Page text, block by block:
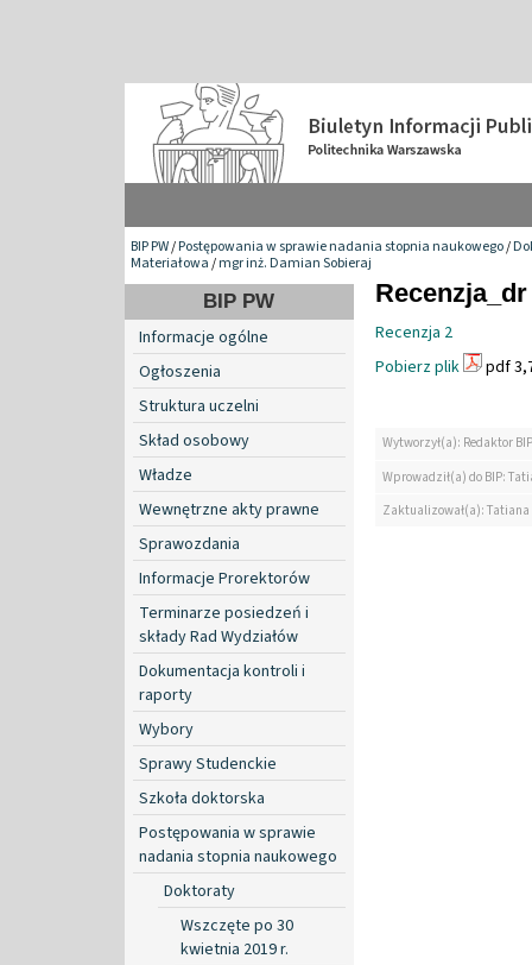
BIP PW/Postępowania w sprawie nadania stopnia naukowego/
Materiałowa/mgr inż. Damian Sobieraj
BIP PW
Informacje ogólne
Ogłoszenia
Struktura uczelni
Skład osobowy
Władze
Wewnętrzne akty prawne
Sprawozdania
Informacje Prorektorów
Terminarze posiedzeń i
składy Rad Wydziałów
Dokumentacja kontroli i
raporty
Wybory
Sprawy Studenckie
Szkoła doktorska
Postępowania w sprawie
nadania stopnia naukowego
Doktoraty
Wszczęte po 30
kwietnia 2019 r.
Recenzja 2
Pobierz plik
pdf
Wytworzył(a): Redaktor BIP
Wprowadził(a) do BIP:
Zaktualizował(a):